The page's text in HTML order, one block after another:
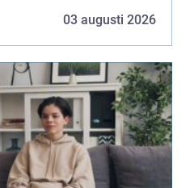
03 augusti 2026